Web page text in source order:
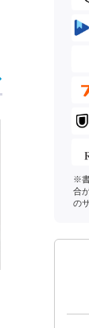
※
合
の